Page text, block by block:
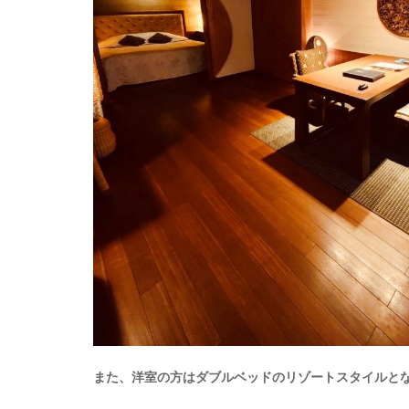
また、洋室の方はダブルベッドのリゾートスタイルと